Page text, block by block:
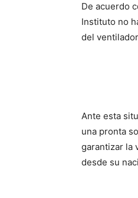
De acuerdo
Instituto no
del
Ante esta
una pronta
garantizar la
desde su